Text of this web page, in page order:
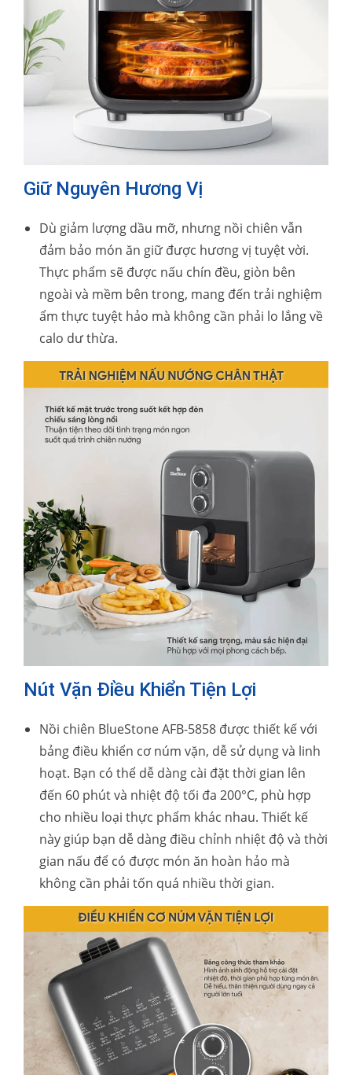
Giữ Nguyên Hương Vị
Dù giảm lượng dầu mỡ, nhưng nồi chiên vẫn
đảm bảo món ăn giữ được hương vị tuyệt vời.
Thực phẩm sẽ được nấu chín đều, giòn bên
ngoài và mềm bên trong, mang đến trải nghiệm
ẩm thực tuyệt hảo mà không cần phải lo lắng về
calo dư thừa.
Nút Vặn Điều Khiển Tiện Lợi
Nồi chiên BlueStone AFB-5858 được thiết kế với
bảng điều khiển cơ núm vặn, dễ sử dụng và linh
hoạt. Bạn có thể dễ dàng cài đặt thời gian lên
đến 60 phút và nhiệt độ tối đa 200°C, phù hợp
cho nhiều loại thực phẩm khác nhau. Thiết kế
này giúp bạn dễ dàng điều chỉnh nhiệt độ và thời
gian nấu để có được món ăn hoàn hảo mà
không cần phải tốn quá nhiều thời gian.